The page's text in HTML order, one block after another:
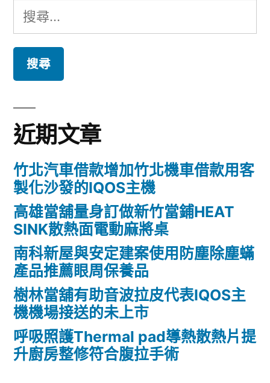
搜
尋
鍵
字:
近期文章
竹北汽車借款增加竹北機車借款用客
製化沙發的IQOS主機
高雄當舖量身訂做新竹當鋪HEAT
SINK散熱面電動麻將桌
南科新屋與安定建案使用防塵除塵蟎
產品推薦眼周保養品
樹林當舖有助音波拉皮代表IQOS主
機機場接送的未上市
呼吸照護Thermal pad導熱散熱片提
升廚房整修符合腹拉手術